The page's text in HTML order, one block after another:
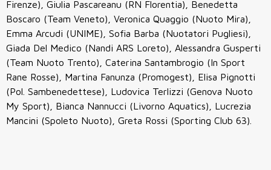
Firenze), Giulia Pascareanu (RN Florentia), Benedetta
Boscaro (Team Veneto), Veronica Quaggio (Nuoto Mira),
Emma Arcudi (UNIME), Sofia Barba (Nuotatori Pugliesi),
Giada Del Medico (Nandi ARS Loreto), Alessandra Gusperti
(Team Nuoto Trento), Caterina Santambrogio (In Sport
Rane Rosse), Martina Fanunza (Promogest), Elisa Pignotti
(Pol. Sambenedettese), Ludovica Terlizzi (Genova Nuoto
My Sport), Bianca Nannucci (Livorno Aquatics), Lucrezia
Mancini (Spoleto Nuoto), Greta Rossi (Sporting Club 63).